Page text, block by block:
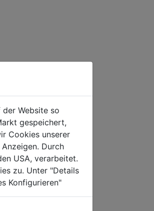
Website so
gespeichert,
Cookies unserer
Durch
USA, verarbeitet.
zu. Unter "Details
Konfigurieren"